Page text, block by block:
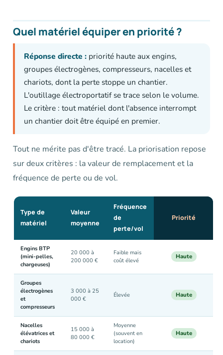
Quel matériel équiper en priorité ?
Réponse directe : priorité haute aux engins,
groupes électrogènes, compresseurs, nacelles et
chariots, dont la perte stoppe un chantier.
L'outillage électroportatif se trace selon le volume.
Le critère : tout matériel dont l'absence interrompt
un chantier doit être équipé en premier.
Tout ne mérite pas d'être tracé. La priorisation repose
sur deux critères : la valeur de remplacement et la
fréquence de perte ou de vol.
Type de
matériel
Valeur
moyenne
Fréquence
de
perte/vol
Priorité
Engins BTP
(mini-pelles,
chargeuses)
20 000 à
200 000 €
Faible mais
coût élevé
Haute
Groupes
électrogènes
et
compresseurs
3 000 à 25
000 €
Élevée Haute
Nacelles
élévatrices et
chariots
15 000 à
80 000 €
Moyenne
(souvent en
location)
Haute